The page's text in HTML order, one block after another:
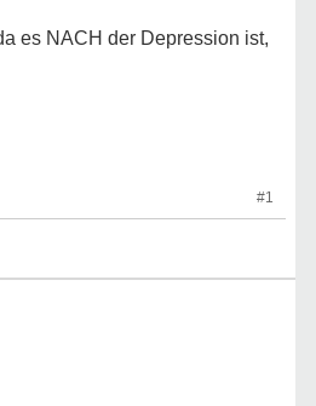
es NACH der Depression ist,
#1